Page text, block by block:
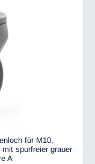
für M10,
spurfreier grauer
A